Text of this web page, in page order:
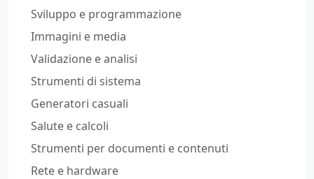
Sviluppo e programmazione
Immagini e media
Validazione e analisi
Strumenti di sistema
Generatori casuali
Salute e calcoli
Strumenti per documenti e contenuti
Rete e hardware